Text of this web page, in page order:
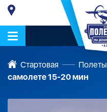
Стартовая Полеты
самолете 15-20 мин